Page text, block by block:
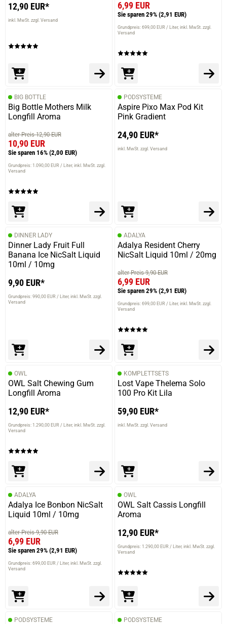
12,90 EUR*
inkl. MwSt. zzgl. Versand
6,99 EUR
Sie sparen 29% (2,91 EUR)
Grundpreis: 699,00 EUR / Liter inkl. MwSt. zzgl.
Versand
BIG BOTTLE
Big Bottle Mothers Milk
Longfill Aroma
alter Preis 12,90 EUR
10,90 EUR
Sie sparen 16% (2,00 EUR)
Grundpreis: 1.090,00 EUR / Liter inkl. MwSt. zzgl.
Versand
PODSYSTEME
Aspire Pixo Max Pod Kit
Pink Gradient
24,90 EUR*
inkl. MwSt. zzgl. Versand
DINNER LADY
Dinner Lady Fruit Full
Banana Ice NicSalt Liquid
10ml / 10mg
9,90 EUR*
Grundpreis: 990,00 EUR / Liter inkl. MwSt. zzgl.
Versand
ADALYA
Adalya Resident Cherry
NicSalt Liquid 10ml / 20mg
alter Preis 9,90 EUR
6,99 EUR
Sie sparen 29% (2,91 EUR)
Grundpreis: 699,00 EUR / Liter inkl. MwSt. zzgl.
Versand
OWL
OWL Salt Chewing Gum
Longfill Aroma
12,90 EUR*
Grundpreis: 1.290,00 EUR / Liter inkl. MwSt. zzgl.
Versand
KOMPLETTSETS
Lost Vape Thelema Solo
100 Pro Kit Lila
59,90 EUR*
inkl. MwSt. zzgl. Versand
ADALYA
Adalya Ice Bonbon NicSalt
Liquid 10ml / 10mg
alter Preis 9,90 EUR
6,99 EUR
Sie sparen 29% (2,91 EUR)
Grundpreis: 699,00 EUR / Liter inkl. MwSt. zzgl.
Versand
OWL
OWL Salt Cassis Longfill
Aroma
12,90 EUR*
Grundpreis: 1.290,00 EUR / Liter inkl. MwSt. zzgl.
Versand
PODSYSTEME PODSYSTEME